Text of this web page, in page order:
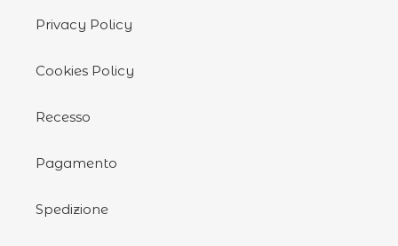
Privacy Policy
Cookies Policy
Recesso
Pagamento
Spedizione